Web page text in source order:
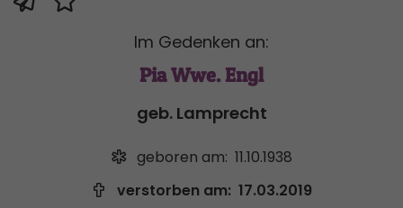
Im Gedenken an:
Pia Wwe. Engl
geb. Lamprecht
geboren am: 11.10.1938
verstorben am: 17.03.2019